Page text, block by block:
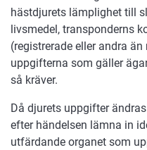
hästdjurets lämplighet till
livsmedel, transponderns
(registrerade eller andra
uppgifterna som gäller
så kräver.
Då djurets uppgifter
efter händelsen lämna in
utfärdande organet som